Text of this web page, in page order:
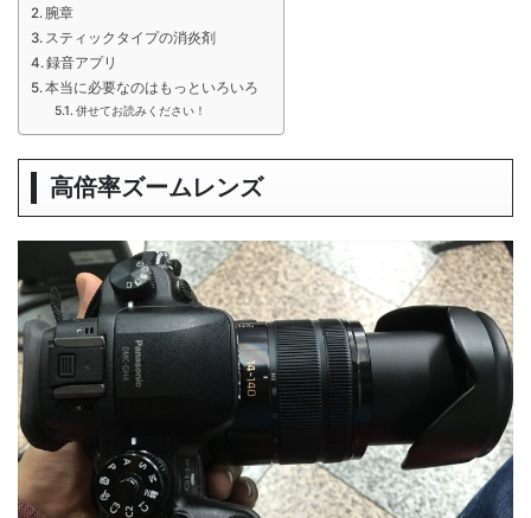
腕章
スティックタイプの消炎剤
録音アプリ
本当に必要なのはもっといろいろ
併せてお読みください！
高倍率ズームレンズ